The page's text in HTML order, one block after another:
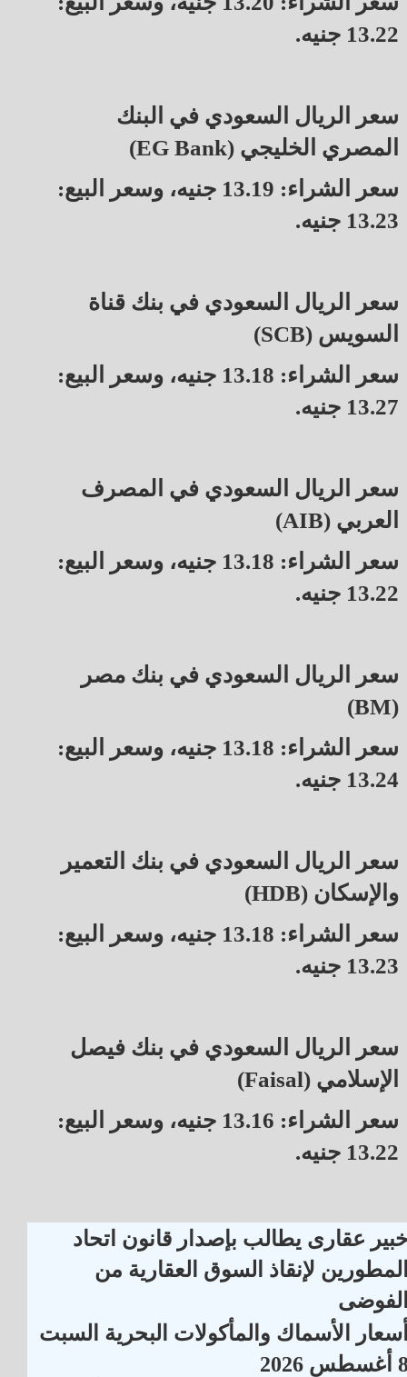
13.22 جنيه.
سعر الريال السعودي في البنك
المصري الخليجي (EG Bank)
سعر الشراء: 13.19 جنيه، وسعر البيع:
13.23 جنيه.
سعر الريال السعودي في بنك قناة
السويس (SCB)
سعر الشراء: 13.18 جنيه، وسعر البيع:
13.27 جنيه.
سعر الريال السعودي في المصرف
العربي (AIB)
سعر الشراء: 13.18 جنيه، وسعر البيع:
13.22 جنيه.
سعر الريال السعودي في بنك مصر
(BM)
سعر الشراء: 13.18 جنيه، وسعر البيع:
13.24 جنيه.
سعر الريال السعودي في بنك التعمير
والإسكان (HDB)
سعر الشراء: 13.18 جنيه، وسعر البيع:
13.23 جنيه.
سعر الريال السعودي في بنك فيصل
الإسلامي (Faisal)
سعر الشراء: 13.16 جنيه، وسعر البيع:
13.22 جنيه.
عقارى يطالب بإصدار قانون اتحاد
لإنقاذ السوق العقارية من
الأسماك والمأكولات البحرية السبت
2026